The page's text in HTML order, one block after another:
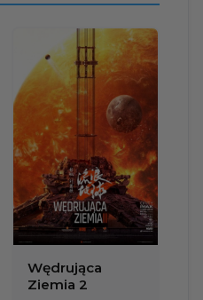
Wędrująca
Ziemia 2